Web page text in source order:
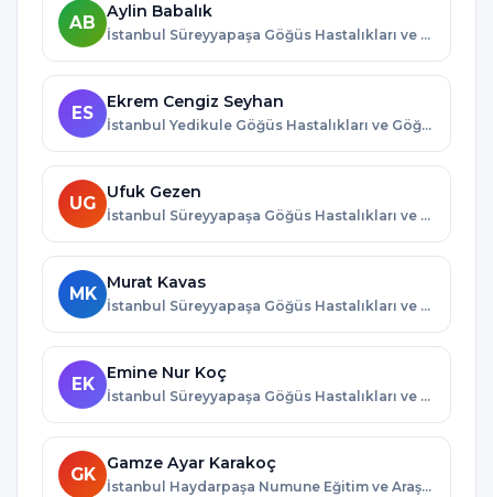
AB
Aylin Babalık
İstanbul Süreyyapaşa Göğüs Hastalıkları ve Göğüs Cerrahisi Eğitim ve Araştırma Hastanesi · İstanbul
ES
Ekrem Cengiz Seyhan
İstanbul Yedikule Göğüs Hastalıkları ve Göğüs Cerrahisi Eğitim ve Araştırma Hastanesi · İstanbul
UG
Ufuk Gezen
İstanbul Süreyyapaşa Göğüs Hastalıkları ve Göğüs Cerrahisi Eğitim ve Araştırma Hastanesi · İstanbul
MK
Murat Kavas
İstanbul Süreyyapaşa Göğüs Hastalıkları ve Göğüs Cerrahisi Eğitim ve Araştırma Hastanesi · İstanbul
EK
Emine Nur Koç
İstanbul Süreyyapaşa Göğüs Hastalıkları ve Göğüs Cerrahisi Eğitim ve Araştırma Hastanesi · İstanbul
GK
Gamze Ayar Karakoç
İstanbul Haydarpaşa Numune Eğitim ve Araştırma Hastanesi · İstanbul